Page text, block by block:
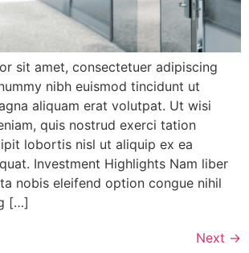
sit amet, consectetuer adipiscing
nibh euismod tincidunt ut
aliquam erat volutpat. Ut wisi
quis nostrud exerci tation
lobortis nisl ut aliquip ex ea
Investment Highlights Nam liber
nobis eleifend option congue nihil
[…]
Next →